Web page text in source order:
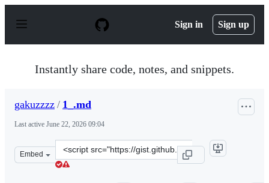
p
Sign in Sign up
Instantly share code, notes, and snippets.
gakuzzzz / 1_.md
Last active June 22, 2026 09:04
Embed
Clone
this